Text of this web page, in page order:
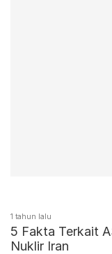
1 tahun lalu
5 Fakta Terkait
Nuklir Iran